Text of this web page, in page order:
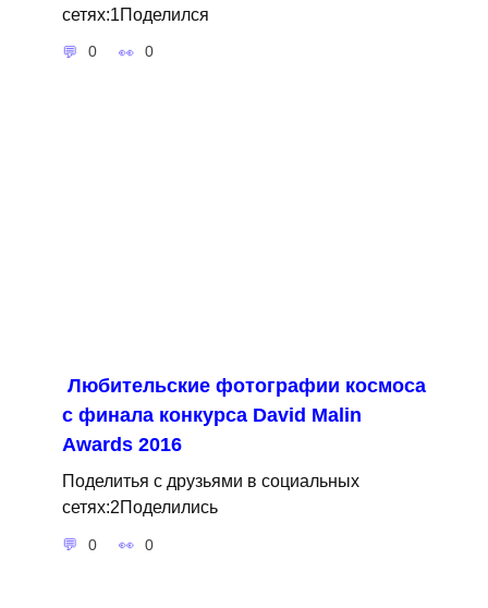
сетях:1Поделился
0 0
Любительские фотографии космоса
с финала конкурса David Malin
Awards 2016
Поделитья с друзьями в социальных
сетях:2Поделились
0 0